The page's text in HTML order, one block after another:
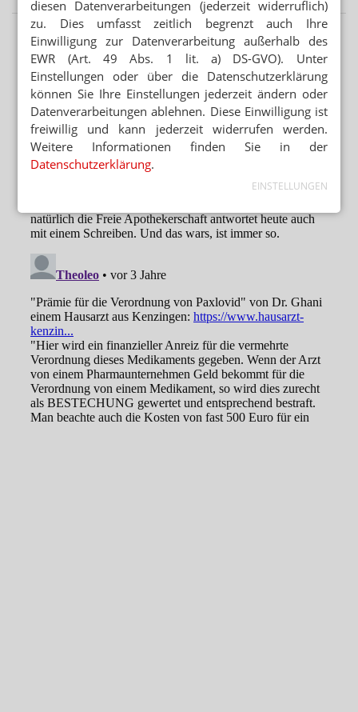
diesen Datenverarbeitungen (jederzeit widerruflich)
zu. Dies umfasst zeitlich begrenzt auch Ihre
Einwilligung zur Datenverarbeitung außerhalb des
EWR (Art. 49 Abs. 1 lit. a) DS-GVO). Unter
Einstellungen oder über die Datenschutzerklärung
können Sie Ihre Einstellungen jederzeit ändern oder
Datenverarbeitungen ablehnen. Diese Einwilligung ist
freiwillig und kann jederzeit widerrufen werden.
Weitere Informationen finden Sie in der
Datenschutzerklärung.
EINSTELLUNGEN